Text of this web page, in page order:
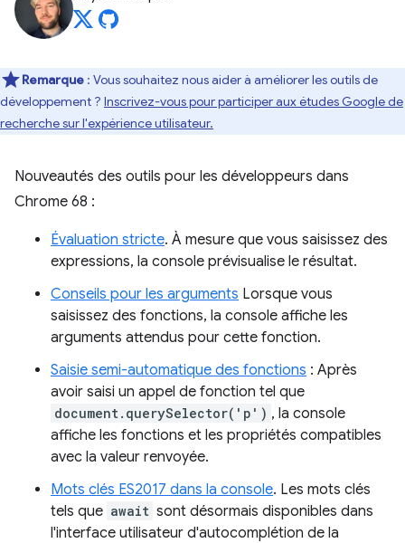
Remarque : Vous souhaitez nous aider à améliorer les outils de
développement ? Inscrivez-vous pour participer aux études Google de
recherche sur l'expérience utilisateur.
Nouveautés des outils pour les développeurs dans
Chrome 68 :
Évaluation stricte. À mesure que vous saisissez des
expressions, la console prévisualise le résultat.
Conseils pour les arguments Lorsque vous
saisissez des fonctions, la console affiche les
arguments attendus pour cette fonction.
Saisie semi-automatique des fonctions : Après
avoir saisi un appel de fonction tel que
document.querySelector('p') , la console
affiche les fonctions et les propriétés compatibles
avec la valeur renvoyée.
Mots clés ES2017 dans la console. Les mots clés
tels que await sont désormais disponibles dans
l'interface utilisateur d'autocomplétion de la